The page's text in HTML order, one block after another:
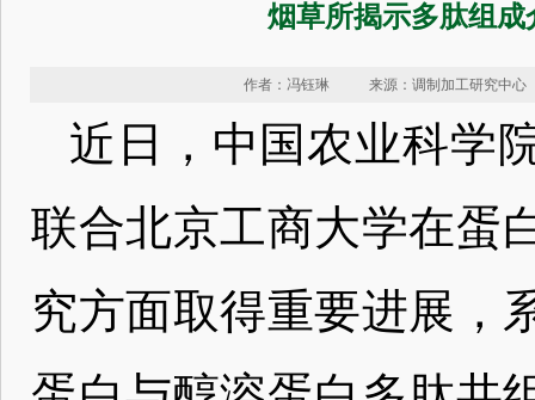
烟草所揭示多肽组
作者：冯钰琳 来源：调制加工研究中心
近日，中国农业科学
联合北京工商大学在蛋
究方面取得重要进展，